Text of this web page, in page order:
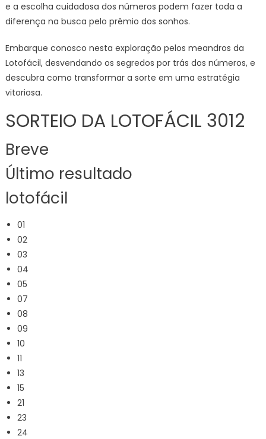
e a escolha cuidadosa dos números podem fazer toda a
diferença na busca pelo prêmio dos sonhos.
Embarque conosco nesta exploração pelos meandros da
Lotofácil, desvendando os segredos por trás dos números, e
descubra como transformar a sorte em uma estratégia
vitoriosa.
SORTEIO DA LOTOFÁCIL 3012
Breve
Último resultado
lotofácil
01
02
03
04
05
07
08
09
10
11
13
15
21
23
24